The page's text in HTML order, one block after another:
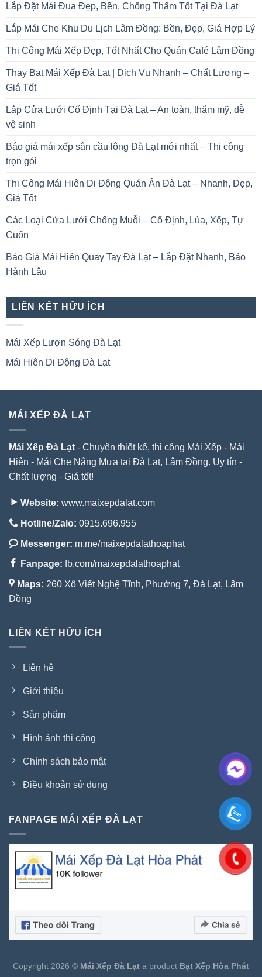
Lắp Đặt Mái Đua Đẹp, Bền, Chống Thấm Tốt Tại Đà Lạt
Lắp Mái Che Khu Du Lịch Lâm Đồng: Bền, Đẹp, Giá Hợp Lý
Thi Công Mái Xếp Đẹp, Tốt Nhất Cho Quán Café Lâm Đồng
Thay Bạt Mái Xếp Đà Lạt | Dịch Vụ Nhanh – Chất Lượng –
Giá Tốt
Lắp Cửa Lưới Cố Định Tại Đà Lạt – An toàn, thẩm mỹ, dễ
vệ sinh
Báo giá mái xếp sân cầu lông Đà Lạt mới nhất – Thi công
trọn gói
Thi Công Mái Hiên Di Động Quán Ăn Đà Lạt – Nhanh, Đẹp,
Giá Tốt
Các Loại Cửa Lưới Chống Muỗi – Cố Định, Lùa, Xếp, Tự
Cuốn
Báo Giá Mái Hiên Quay Tay Đà Lạt – Lắp Đặt Nhanh, Bảo
Hành Lâu
LIÊN KẾT HỮU ÍCH
Mái Xếp Lượn Sóng Đà Lạt
Mái Hiên Di Động Đà Lạt
MÁI XẾP ĐÀ LẠT
Mái Xếp Đà Lạt - Chuyên thiết kế, thi công Mái Xếp - Mái
Hiên - Mái Che Nắng Mưa tại Đà Lạt, Lâm Đồng. Uy tín -
Chất lượng - Giá tốt!
Website: www.maixepdalat.com
Hotline/Zalo: 0915.696.955
Messenger: m.me/maixepdalathoaphat
Fanpage: fb.com/maixepdalathoaphat
Maps: 260 Xô Viết Nghệ Tĩnh, Phường 7, Đà Lạt, Lâm
Đồng
LIÊN KẾT HỮU ÍCH
Liên hệ
Giới thiệu
Sản phẩm
Hình ảnh thi công
Chính sách bảo mật
Điều khoản sử dụng
FANPAGE MÁI XẾP ĐÀ LẠT
Copyright 2026 © Mái Xếp Đà Lạt a product Bạt Xếp Hòa Phát